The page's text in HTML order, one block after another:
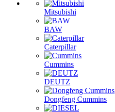
Mitsubishi
BAW
Caterpillar
Cummins
DEUTZ
Dongfeng Cummins